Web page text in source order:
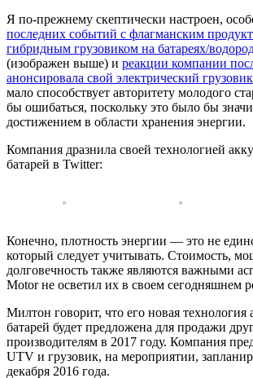
Я по-прежнему скептически настроен,
последних событий с флагманским
гибридным грузовиком на батареях/
(изображен выше) и реакции компании
анонсировала свой электрический грузовик
мало способствует авторитету молодого
бы ошибаться, поскольку это было бы
достижением в области хранения энергии.
Компания дразнила своей технологией
батарей в Twitter:
Конечно, плотность энергии — это не
который следует учитывать. Стоимость,
долговечность также являются важными
Motor не осветил их в своем сегодняшнем
Милтон говорит, что его новая технология
батарей будет предложена для продажи
производителям в 2017 году. Компания
UTV и грузовик, на мероприятии,
декабря 2016 года.